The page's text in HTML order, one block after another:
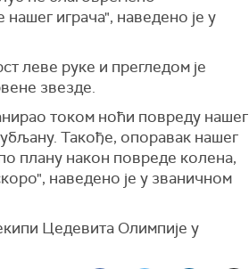
играча", наведено је у
леве руке и прегледом је
звезде.
током ноћи повреду нашег
Такође, опоравак нашег
плану након повреде колена,
наведено је у званичном
Цедевита Олимпије у